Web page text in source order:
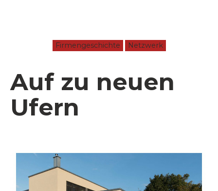
Firmengeschichte Netzwerk
Auf zu neuen
Ufern